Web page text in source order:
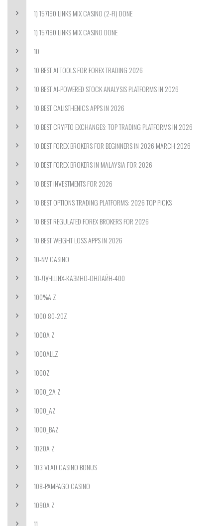
1) 157190 LINKS MIX CASINO (2-FI) DONE
1) 157190 LINKS MIX CASINO DONE
10
10 BEST AI TOOLS FOR FOREX TRADING 2026
10 BEST AI-POWERED STOCK ANALYSIS PLATFORMS IN 2026
10 BEST CALISTHENICS APPS IN 2026
10 BEST CRYPTO EXCHANGES: TOP TRADING PLATFORMS IN 2026
10 BEST FOREX BROKERS FOR BEGINNERS IN 2026 MARCH 2026
10 BEST FOREX BROKERS IN MALAYSIA FOR 2026
10 BEST INVESTMENTS FOR 2026
10 BEST OPTIONS TRADING PLATFORMS: 2026 TOP PICKS
10 BEST REGULATED FOREX BROKERS FOR 2026
10 BEST WEIGHT LOSS APPS IN 2026
10-NV CASINO
10-ЛУЧШИХ-КАЗИНО-ОНЛАЙН-400
100%A Z
1000 80-20Z
1000A Z
1000ALLZ
1000Z
1000_2A Z
1000_AZ
1000_BAZ
1020A Z
103 VLAD CASINO BONUS
108-PAMPAGO CASINO
1090A Z
11